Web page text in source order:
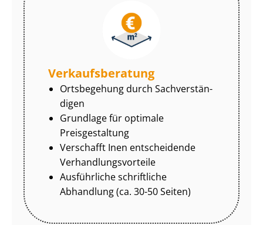
Ver­kaufs­be­ra­tung
Ortsbegehung durch Sach­ver­stän­
di­gen
Grundlage für optimale
Preisgestaltung
Verschafft Inen entscheidende
Ver­hand­lungs­vor­tei­le
Ausführliche schriftliche
Abhandlung (ca. 30-50 Seiten)